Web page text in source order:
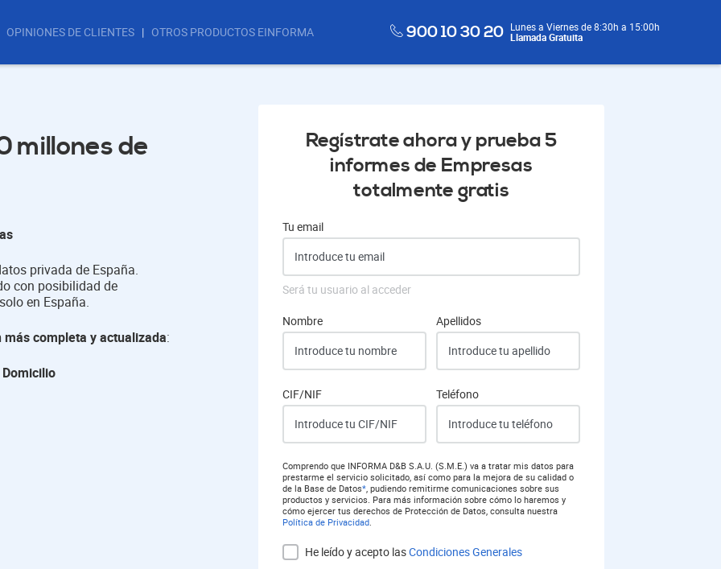
OPINIONES DE CLIENTES OTROS PRODUCTOS EINFORMA 900 10 30 20 Lunes a Viernes de 8:30h a 15:00h
Llamada Gratuita
millones de
privada de España.
con posibilidad de
en España.
completa y actualizada:
Regístrate ahora y prueba 5
informes de Empresas
totalmente gratis
Tu email
Será tu usuario al acceder
Nombre Apellidos
CIF/NIF Teléfono
Comprendo que INFORMA D&B S.A.U. (S.M.E.) va a tratar mis datos para
prestarme el servicio solicitado, así como para la mejora de su calidad o
de la Base de Datos*, pudiendo remitirme comunicaciones sobre sus
productos y servicios. Para más información sobre cómo lo haremos y
cómo ejercer tus derechos de Protección de Datos, consulta nuestra
Política de Privacidad.
He leído y acepto lasCondiciones Generales